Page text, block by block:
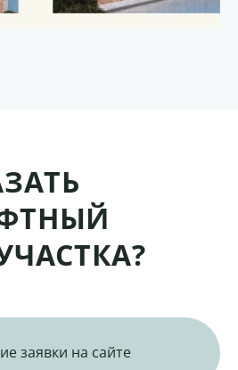
заявки на сайте